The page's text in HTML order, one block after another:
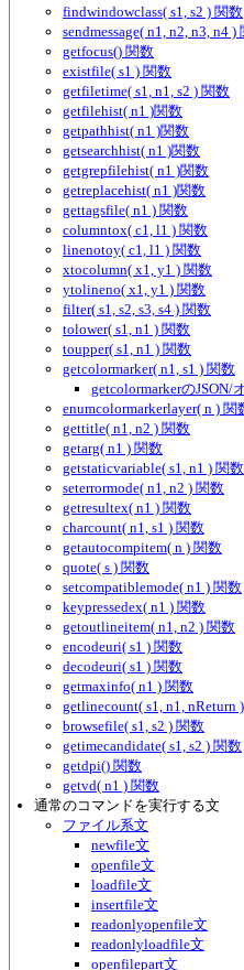
findwindowclass( s1, s2 ) 関数
sendmessage( n1, n2, n3, n4 )
getfocus() 関数
existfile( s1 ) 関数
getfiletime( s1, n1, s2 ) 関数
getfilehist( n1 )関数
getpathhist( n1 )関数
getsearchhist( n1 )関数
getgrepfilehist( n1 )関数
getreplacehist( n1 )関数
gettagsfile( n1 ) 関数
columntox( c1, l1 ) 関数
linenotoy( c1, l1 ) 関数
xtocolumn( x1, y1 ) 関数
ytolineno( x1, y1 ) 関数
filter( s1, s2, s3, s4 ) 関数
tolower( s1, n1 ) 関数
toupper( s1, n1 ) 関数
getcolormarker( n1, s1 ) 関数
getcolormarkerのJSON/
enumcolormarkerlayer( n ) 関
gettitle( n1, n2 ) 関数
getarg( n1 ) 関数
getstaticvariable( s1, n1 ) 関数
seterrormode( n1, n2 ) 関数
getresultex( n1 ) 関数
charcount( n1, s1 ) 関数
getautocompitem( n ) 関数
quote( s ) 関数
setcompatiblemode( n1 ) 関数
keypressedex( n1 ) 関数
getoutlineitem( n1, n2 ) 関数
encodeuri( s1 ) 関数
decodeuri( s1 ) 関数
getmaxinfo( n1 ) 関数
getlinecount( s1, n1, nReturn
browsefile( s1, s2 ) 関数
getimecandidate( s1, s2 ) 関数
getdpi() 関数
getvd( n1 ) 関数
通常のコマンドを実行する文
ファイル系文
newfile文
openfile文
loadfile文
insertfile文
readonlyopenfile文
readonlyloadfile文
openfilepart文